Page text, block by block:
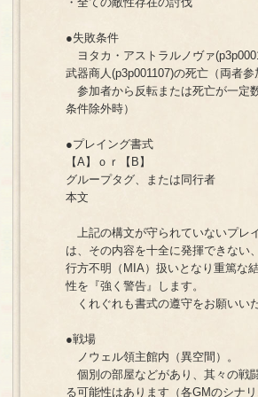
●失敗条件
ヨタカ・アストラルノヴァ
武器商人(p3p001107)の死亡（両者参
参加者から反転または死亡が一定
条件除外時）
●プレイング書式
【A】ｏｒ【B】
グループタグ、または同行者
本文
上記の構文が守られていないプレ
は、その内容を十全に発揮できない
行方不明（MIA）扱いとなり重篤な
性を『強く警告』します。
くれぐれも書式の遵守をお願いい
●戦場
ノウェル領主館内（異空間）。
個別の部屋などがあり、其々の戦
る可能性はあります（各GMのシナリ